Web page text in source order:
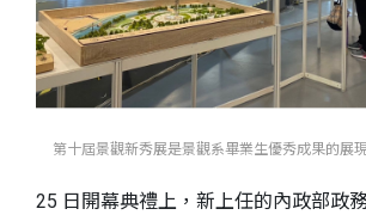
第十屆景觀新秀展是景觀系畢業生優秀成果的展
25 日開幕典禮上，新上任的內政部政